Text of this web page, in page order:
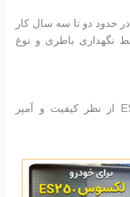
باطری بر روی ماشین لکسوس ES250 در حدود دو تا سه سال کار
نگهداری باطری و نوع
بهترین باطری مناسب لکسوس ES250 از نظر کیفیت و آمپر